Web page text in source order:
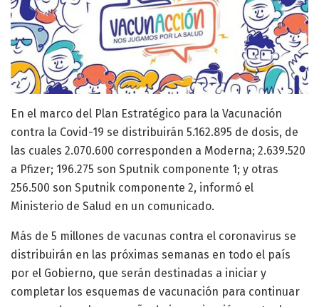
En el marco del Plan Estratégico para la Vacunación
contra la Covid-19 se distribuirán 5.162.895 de dosis, de
las cuales 2.070.600 corresponden a Moderna; 2.639.520
a Pfizer; 196.275 son Sputnik componente 1; y otras
256.500 son Sputnik componente 2, informó el
Ministerio de Salud en un comunicado.
Más de 5 millones de vacunas contra el coronavirus se
distribuirán en las próximas semanas en todo el país
por el Gobierno, que serán destinadas a iniciar y
completar los esquemas de vacunación para continuar